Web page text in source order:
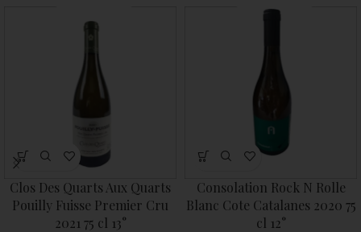
Clos Des Quarts Aux Quarts
Pouilly Fuisse Premier Cru
2021 75 cl 13°
Consolation Rock N Rolle
Blanc Cote Catalanes 2020 75
cl 12°